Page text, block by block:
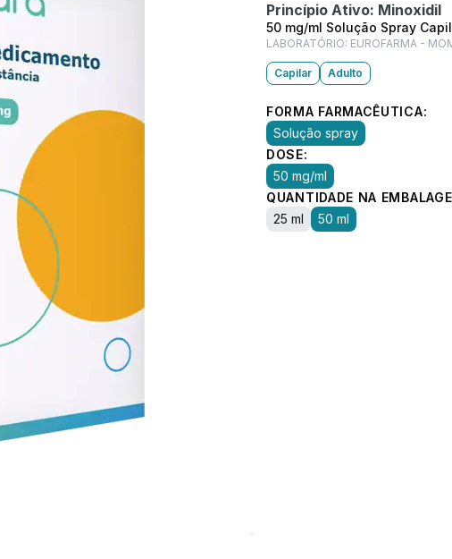
Princípio Ativo: Minoxidil
50 mg/ml Solução Spray
LABORATÓRIO: EUROFARMA -
Capilar Adulto
FORMA FARMACÊUTICA:
Solução spray
DOSE:
50 mg/ml
QUANTIDADE NA
25 ml
50 ml